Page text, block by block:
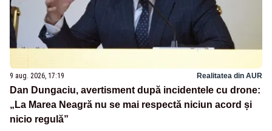
9 aug. 2026, 17:19 Realitatea din AUR
Dan Dungaciu, avertisment după incidentele cu drone:
„La Marea Neagră nu se mai respectă niciun acord și
nicio regulă”